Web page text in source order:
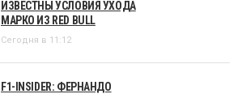
ИЗВЕСТНЫ УСЛОВИЯ УХОДА
МАРКО ИЗ RED BULL
Сегодня в 11:12
F1-INSIDER: ФЕРНАНДО